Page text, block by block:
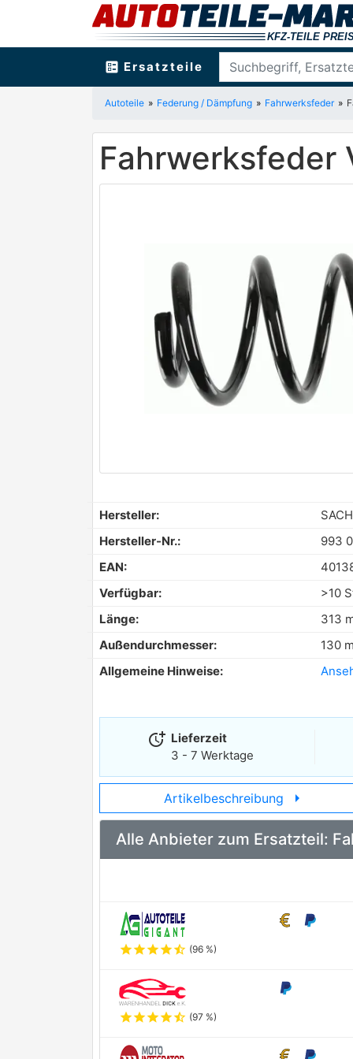
ballot Ersatzteile
Autoteile Federung / Dämpfung Fahrwerksfeder
Fahrwerksfeder
Hersteller:
Hersteller-Nr.:
993
EAN:
Verfügbar:
>10
Länge:
313
Außendurchmesser:
130
Allgemeine Hinweise:
more_time Lieferzeit
3 - 7 Werktage
Artikelbeschreibung arrow_right
Alle Anbieter zum Ersatzteil:
starstarstarstarstar_half (96 %)
starstarstarstarstar_half (97 %)